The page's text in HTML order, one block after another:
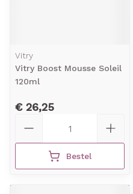
Vitry
Vitry Boost Mousse Soleil
120ml
€ 26,25
Bestel